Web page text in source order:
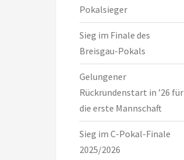
Pokalsieger
Sieg im Finale des
Breisgau-Pokals
Gelungener
Rückrundenstart in ’26 für
die erste Mannschaft
Sieg im C-Pokal-Finale
2025/2026